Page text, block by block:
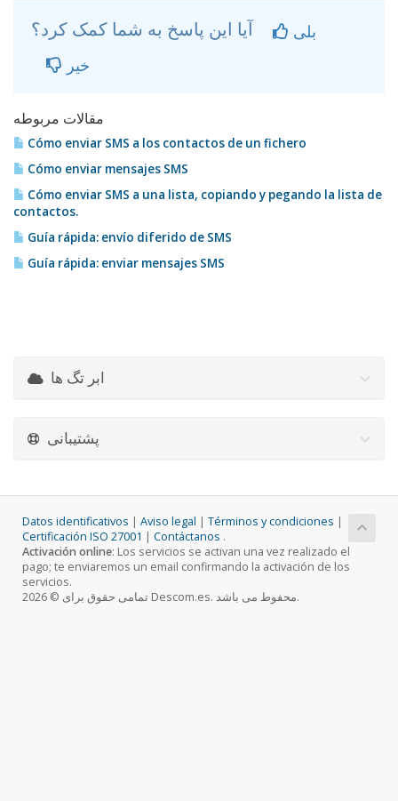
بلی
خیر
مقالات مربوطه
Cómo enviar SMS a los contactos de un fichero
Cómo enviar mensajes SMS
Cómo enviar SMS a una lista, copiando y pegando la lista de
contactos.
Guía rápida: envío diferido de SMS
Guía rápida: enviar mensajes SMS
ابر تگ ها
پشتیبانی
Datos identificativos | Aviso legal | Términos y condiciones |
Certificación ISO 27001 | Contáctanos .
Activación online: Los servicios se activan una vez realizado el
pago; te enviaremos un email confirmando la activación de los
servicios.
تمامی حقوق برای © 2026 Descom.es. محفوط می باشد.